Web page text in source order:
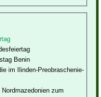
Benin
im Ilinden-Preobraschenie-
zum